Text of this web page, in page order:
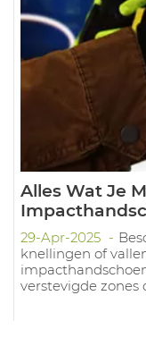
Alles Wat Je
29-Apr-2025
knellingen of
verstevigde zones